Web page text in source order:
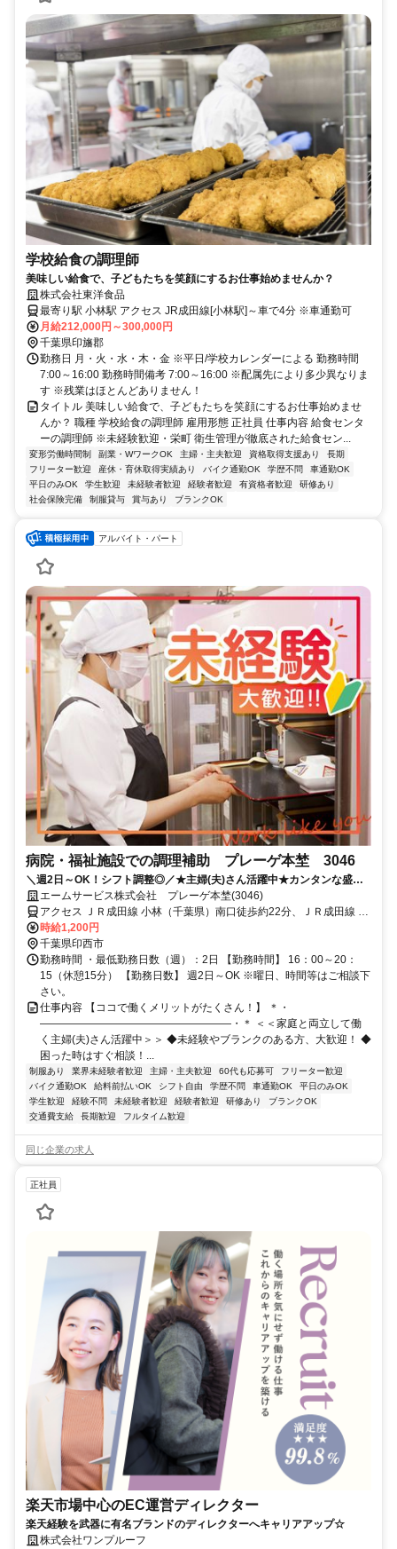
学校給食の調理師
美味しい給食で、子どもたちを笑顔にするお仕事始めませんか？
株式会社東洋食品
最寄り駅 小林駅 アクセス JR成田線[小林駅]～車で4分 ※車通勤可
月給212,000円～300,000円
千葉県印旛郡
勤務日 月・火・水・木・金 ※平日/学校カレンダーによる 勤務時間
7:00～16:00 勤務時間備考 7:00～16:00 ※配属先により多少異なりま
す ※残業はほとんどありません！
タイトル 美味しい給食で、子どもたちを笑顔にするお仕事始めませ
んか？ 職種 学校給食の調理師 雇用形態 正社員 仕事内容 給食センタ
ーの調理師 ※未経験歓迎・栄町 衛生管理が徹底された給食セン...
変形労働時間制 副業・WワークOK 主婦・主夫歓迎 資格取得支援あり
長期
フリーター歓迎
産休・育休取得実績あり バイク通勤OK 学歴不問
車通勤OK
平日のみOK
学生歓迎 未経験者歓迎 経験者歓迎 有資格者歓迎
研修あり
社会保険完備
制服貸与 賞与あり ブランクOK
アルバイト・パート
病院・福祉施設での調理補助 プレーゲ本埜 3046
＼週2日～OK！シフト調整◎／★主婦(夫)さん活躍中★カンタンな盛り
付けからスタート★待遇充実の大手企業◎
エームサービス株式会社 プレーゲ本埜(3046)
アクセス ＪＲ成田線 小林（千葉県）南口徒歩約22分、ＪＲ成田線 安
食徒歩約48分、京成成田スカイアクセス線・北総線 印旛日本医大徒
歩約62分 ※住所から自動設定しているため、MAPの位置がずれてい
る場合がございます
時給1,200円
千葉県印西市
勤務時間 ・最低勤務日数（週）：2日 【勤務時間】 16：00～20：
15（休憩15分） 【勤務日数】 週2日～OK ※曜日、時間等はご相談下
さい。
仕事内容 【ココで働くメリットがたくさん！】 ＊・
――――――――――――――――――・＊ ＜＜家庭と両立して働
く主婦(夫)さん活躍中＞＞ ◆未経験やブランクのある方、大歓迎！ ◆
困った時はすぐ相談！...
制服あり 業界未経験者歓迎 主婦・主夫歓迎 60代も応募可
フリーター歓迎
バイク通勤OK
給料前払いOK シフト自由 学歴不問 車通勤OK
平日のみOK
学生歓迎
経験不問 未経験者歓迎 経験者歓迎 研修あり
ブランクOK
交通費支給
長期歓迎 フルタイム歓迎
同じ企業の求人
正社員
楽天市場中心のEC運営ディレクター
楽天経験を武器に有名ブランドのディレクターへキャリアアップ☆
株式会社ワンプルーフ